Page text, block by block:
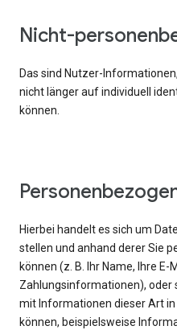
Nicht-
Das sind Nutzer-
nicht länger auf individuell
können.
Hierbei handelt es sich um
stellen und anhand derer Sie
können (z. B. Ihr Name, Ihre
Zahlungsinformationen), oder
mit Informationen dieser Art
können, beispielsweise